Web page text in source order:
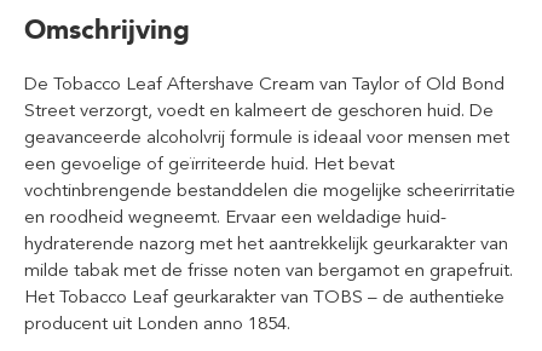
Omschrijving
De Tobacco Leaf Aftershave Cream van Taylor of Old Bond
Street verzorgt, voedt en kalmeert de geschoren huid. De
geavanceerde alcoholvrij formule is ideaal voor mensen met
een gevoelige of geïrriteerde huid. Het bevat
vochtinbrengende bestanddelen die mogelijke scheerirritatie
en roodheid wegneemt. Ervaar een weldadige huid-
hydraterende nazorg met het aantrekkelijk geurkarakter van
milde tabak met de frisse noten van bergamot en grapefruit.
Het Tobacco Leaf geurkarakter van TOBS – de authentieke
producent uit Londen anno 1854.